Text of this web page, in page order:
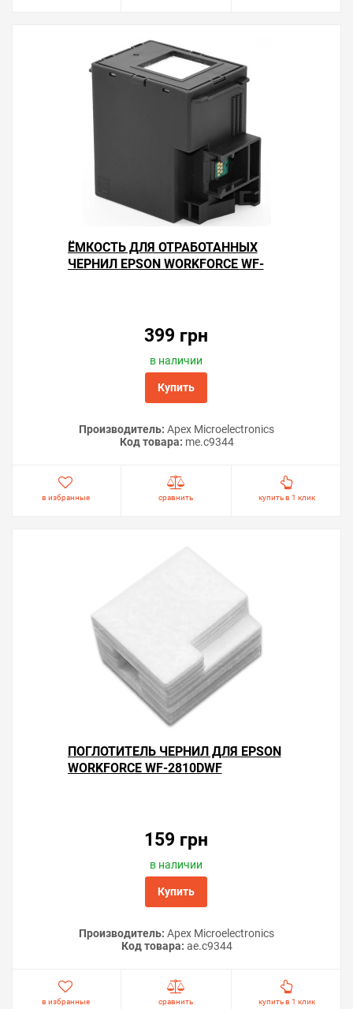
ЁМКОСТЬ ДЛЯ ОТРАБОТАННЫХ
ЧЕРНИЛ EPSON WORKFORCE WF-
399 грн
в наличии
Купить
Производитель: Apex Microelectronics
Код товара: me.c9344
в избранные сравнить купить в 1 клик
ПОГЛОТИТЕЛЬ ЧЕРНИЛ ДЛЯ EPSON
WORKFORCE WF-2810DWF
159 грн
в наличии
Купить
Производитель: Apex Microelectronics
Код товара: ae.c9344
в избранные сравнить купить в 1 клик